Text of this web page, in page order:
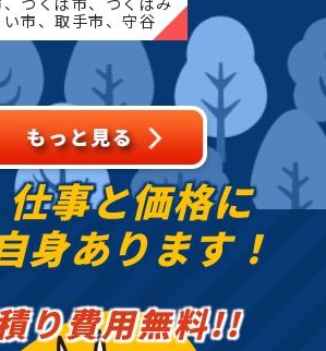
い市、取手市、守谷
、筑西市、結城市、桜
市、常総市、古河市、
東市、下妻市、八千代
地域密着で伐採・抜
・剪定・草
仕事と価格に
身あります！
り費用無料!!